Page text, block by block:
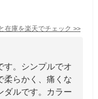
在庫を楽天でチェック >>
す。シンプルでオ
柔らかく、痛くな
ダルです。カラー